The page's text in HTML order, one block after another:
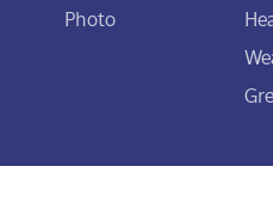
Photo